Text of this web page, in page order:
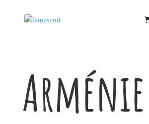
Arménie